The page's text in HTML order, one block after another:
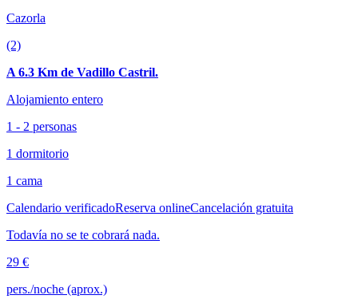
Cazorla
(2)
A 6.3 Km de Vadillo Castril.
Alojamiento entero
1 - 2 personas
1 dormitorio
1 cama
Calendario verificadoReserva onlineCancelación gratuita
Todavía no se te cobrará nada.
29 €
pers./noche (aprox.)